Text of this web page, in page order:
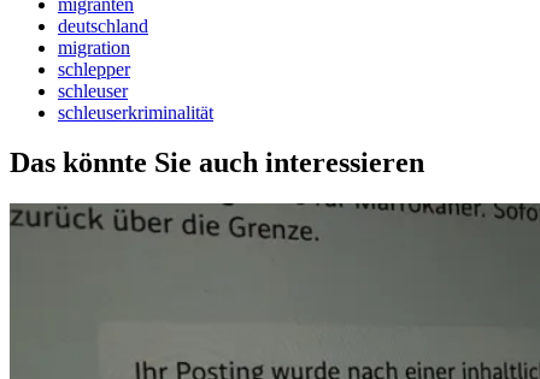
deutschland
migration
schlepper
schleuser
schleuserkriminalität
Das könnte Sie auch interessieren